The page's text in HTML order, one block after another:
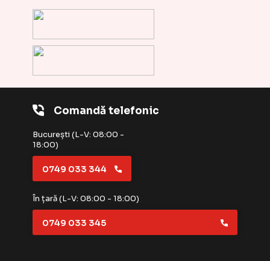
Comandă telefonic
București (L-V: 08:00 -
18:00)
0749 033 344
În țară (L-V: 08:00 - 18:00)
0749 033 345